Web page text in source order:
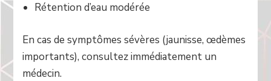
Rétention d’eau modérée
En cas de symptômes sévères (jaunisse, œdèmes
importants), consultez immédiatement un
médecin.